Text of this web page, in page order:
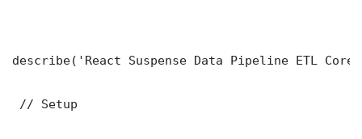
describe('React Suspense Data Pipeline ETL
// Setup